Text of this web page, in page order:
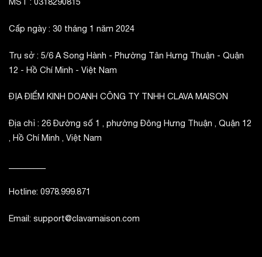
Cấp ngày : 30 tháng 1 năm 2024
Trụ sở : 5/6 A Song Hành - Phường Tân Hưng Thuận - Quận
12 - Hồ Chí Minh - Việt Nam
ĐỊA ĐIỂM KINH DOANH CÔNG TY TNHH CLAVA MAISON
Địa chỉ : 26 Đường số 1 , phường Đông Hưng Thuận , Quận 12
, Hồ Chí Minh , Việt Nam
Hotline: 0978.999.871
Email: support@clavamaison.com